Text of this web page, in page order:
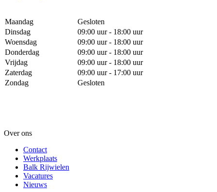
Maandag
Gesloten
Dinsdag
09:00 uur - 18:00 uur
Woensdag
09:00 uur - 18:00 uur
Donderdag
09:00 uur - 18:00 uur
Vrijdag
09:00 uur - 18:00 uur
Zaterdag
09:00 uur - 17:00 uur
Zondag
Gesloten
Over ons
Contact
Werkplaats
Balk Rijwielen
Vacatures
Nieuws